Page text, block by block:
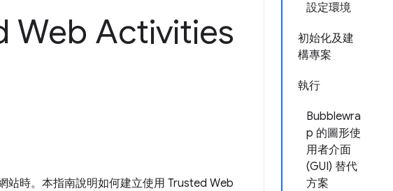
設定環境
初始化及建
構專案
執行
Bubblewra
p 的圖形使
用者介面
(GUI) 替代
方案
Web Activities
時。本指南說明如何建立使用 Trusted Web